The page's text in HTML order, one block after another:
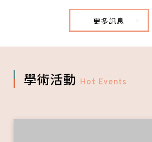
更多訊息
學術活動 Hot Events